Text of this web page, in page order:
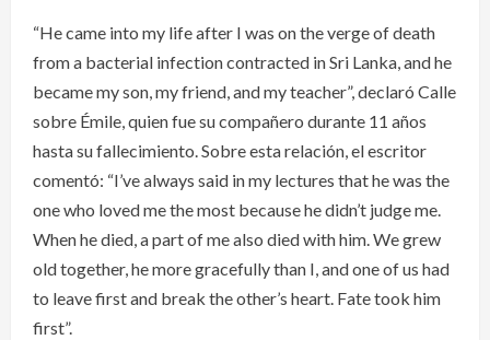
“He came into my life after I was on the verge of death
from a bacterial infection contracted in Sri Lanka, and he
became my son, my friend, and my teacher”, declaró Calle
sobre Émile, quien fue su compañero durante 11 años
hasta su fallecimiento. Sobre esta relación, el escritor
comentó: “I’ve always said in my lectures that he was the
one who loved me the most because he didn’t judge me.
When he died, a part of me also died with him. We grew
old together, he more gracefully than I, and one of us had
to leave first and break the other’s heart. Fate took him
first”.